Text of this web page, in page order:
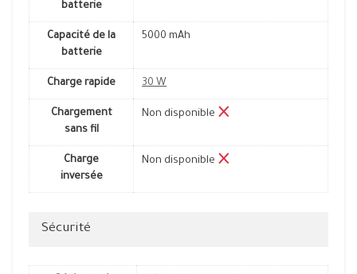
batterie
Capacité de la
batterie
5000 mAh
Charge rapide 30 W
Chargement
sans fil
Non disponible
Charge
inversée
Non disponible
Sécurité